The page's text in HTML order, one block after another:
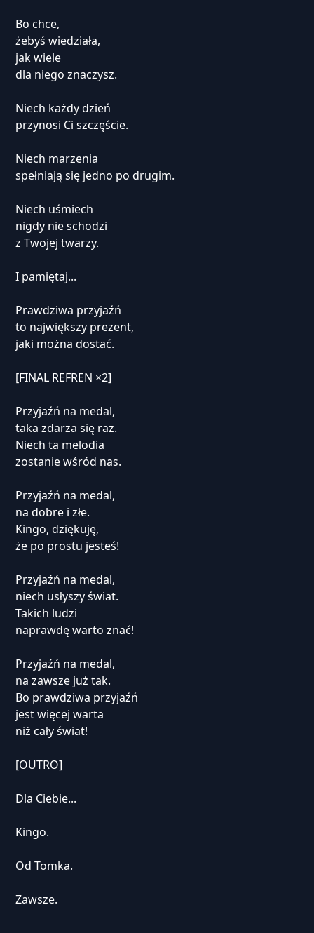
Bo chce,
żebyś wiedziała,
jak wiele
dla niego znaczysz.
Niech każdy dzień
przynosi Ci szczęście.
Niech marzenia
spełniają się jedno po drugim.
Niech uśmiech
nigdy nie schodzi
z Twojej twarzy.
I pamiętaj...
Prawdziwa przyjaźń
to największy prezent,
jaki można dostać.
[FINAL REFREN ×2]
Przyjaźń na medal,
taka zdarza się raz.
Niech ta melodia
zostanie wśród nas.
Przyjaźń na medal,
na dobre i złe.
Kingo, dziękuję,
że po prostu jesteś!
Przyjaźń na medal,
niech usłyszy świat.
Takich ludzi
naprawdę warto znać!
Przyjaźń na medal,
na zawsze już tak.
Bo prawdziwa przyjaźń
jest więcej warta
niż cały świat!
[OUTRO]
Dla Ciebie...
Kingo.
Od Tomka.
Zawsze.